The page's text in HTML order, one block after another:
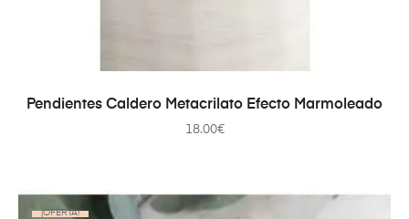
AÑADIR AL CARRITO
Pendientes Caldero Metacrilato Efecto Marmoleado
18.00€
¡OFERTA!